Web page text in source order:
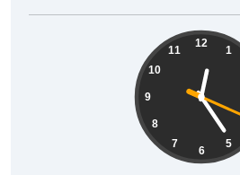
12
1
5
6
7
8
9
10
11